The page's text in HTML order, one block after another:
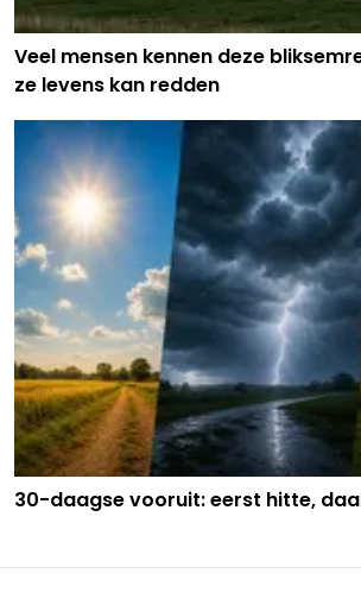
Veel mensen kennen deze
ze levens kan redden
30-daagse vooruit: eerst hitte,